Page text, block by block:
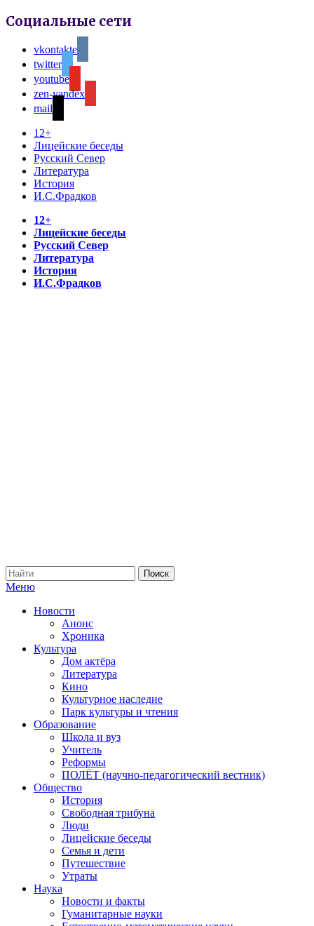
Социальные сети
vkontakte
twitter
youtube
zen-yandex
mail
12+
Лицейские беседы
Русский Север
Литература
История
И.С.Фрадков
12+
Лицейские беседы
Русский Север
Литература
История
И.С.Фрадков
Меню
Новости
Анонс
Хроника
Культура
Дом актёра
Литература
Кино
Культурное наследие
Парк культуры и чтения
Образование
Школа и вуз
Учитель
Реформы
ПОЛЁТ (научно-педагогический вестник)
Общество
История
Свободная трибуна
Люди
Лицейские беседы
Семья и дети
Путешествие
Утраты
Наука
Новости и факты
Гуманитарные науки